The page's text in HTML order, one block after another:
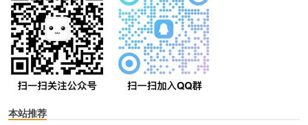
本站推荐